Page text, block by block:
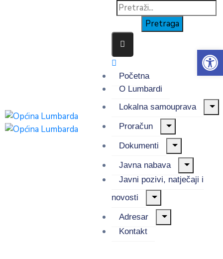
Početna
O Lumbardi
Lokalna samouprava
Proračun
Dokumenti
Javna nabava
Javni pozivi, natječaji i
novosti
Adresar
Kontakt